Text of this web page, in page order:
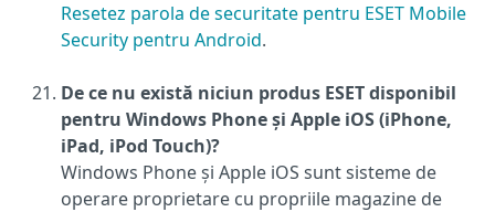
Resetez parola de securitate pentru ESET Mobile
Security pentru Android.
De ce nu există niciun produs ESET disponibil
pentru Windows Phone și Apple iOS (iPhone,
iPad, iPod Touch)?
Windows Phone și Apple iOS sunt sisteme de
operare proprietare cu propriile magazine de